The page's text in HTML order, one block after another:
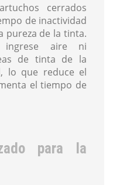
cerrados
de inactividad
pureza de la tinta.
aire ni
de tinta de la
lo que reduce el
el tiempo de
para la